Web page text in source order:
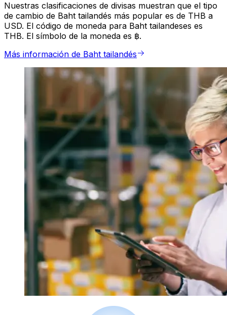
Nuestras clasificaciones de divisas muestran que el tipo
de cambio de Baht tailandés más popular es de THB a
USD. El código de moneda para Baht tailandeses es
THB. El símbolo de la moneda es ฿.
Más información de Baht tailandés